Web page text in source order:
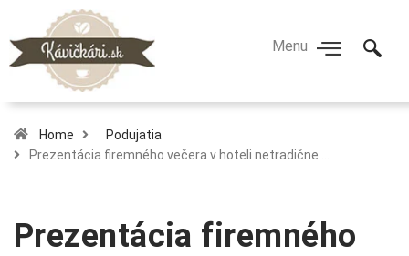
Home
Podujatia
Prezentácia firemného večera v hoteli netradične.…
Prezentácia firemného